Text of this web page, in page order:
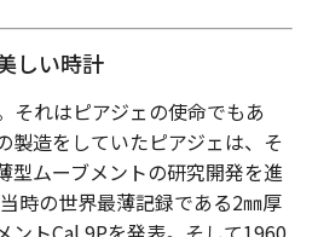
しい時計
それはピアジェの使命でもあ
製造をしていたピアジェは、そ
型ムーブメントの研究開発を進
時の世界最薄記録である2㎜厚